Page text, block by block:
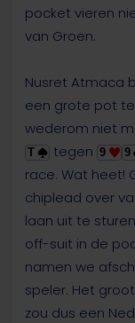
pocket vieren
van Groen.
Nusret Atmaca
een grote pot
wederom niet
T
tegen 9 9
race. Wat heet!
chiplead over
laan uit te
off-suit in de
namen we
speler. Het
zou dus een